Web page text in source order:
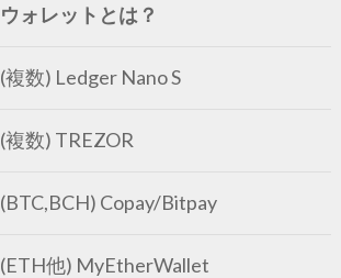
ウォレットとは？
(複数) Ledger Nano S
(複数) TREZOR
(BTC,BCH) Copay/Bitpay
(ETH他) MyEtherWallet